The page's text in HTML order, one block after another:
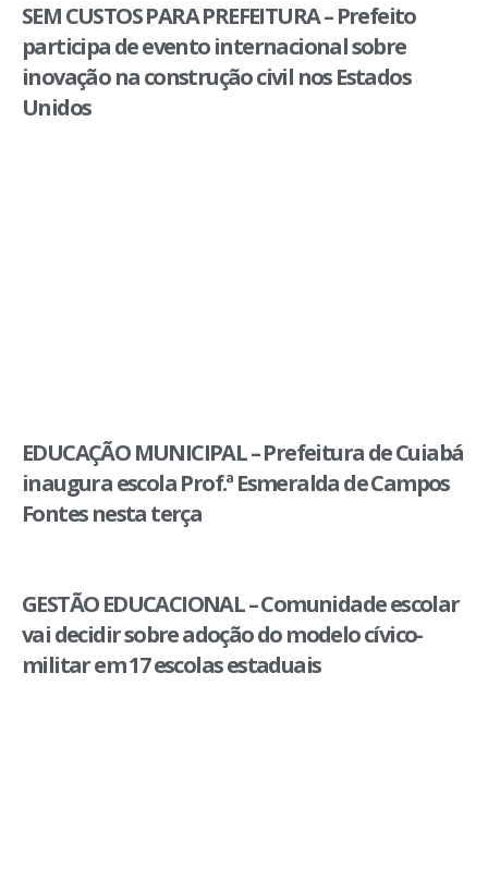
SEM CUSTOS PARA PREFEITURA – Prefeito
participa de evento internacional sobre
inovação na construção civil nos Estados
Unidos
EDUCAÇÃO MUNICIPAL – Prefeitura de Cuiabá
inaugura escola Prof.ª Esmeralda de Campos
Fontes nesta terça
GESTÃO EDUCACIONAL – Comunidade escolar
vai decidir sobre adoção do modelo cívico-
militar em 17 escolas estaduais